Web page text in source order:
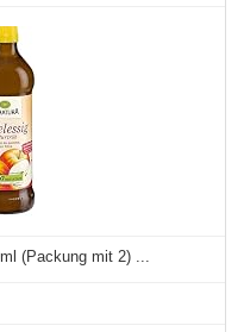
(Packung mit 2) ...